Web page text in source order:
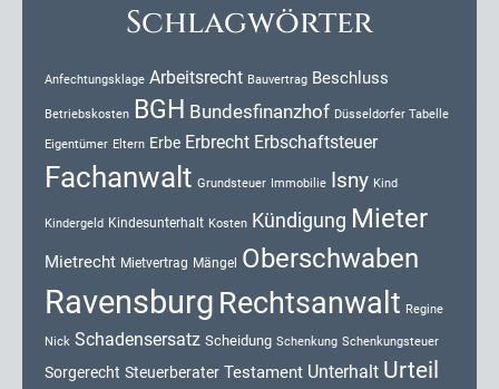
Schlagwörter
Anfechtungsklage Arbeitsrecht Bauvertrag Beschluss
Betriebskosten BGH Bundesfinanzhof Düsseldorfer Tabelle
Eigentümer Eltern Erbe Erbrecht Erbschaftsteuer
Fachanwalt Grundsteuer Immobilie Isny Kind
Kindergeld Kindesunterhalt Kosten Kündigung Mieter
Mietrecht Mietvertrag Mängel Oberschwaben
Ravensburg Rechtsanwalt Regine
Nick Schadensersatz Scheidung Schenkung Schenkungsteuer
Sorgerecht Steuerberater Testament Unterhalt Urteil